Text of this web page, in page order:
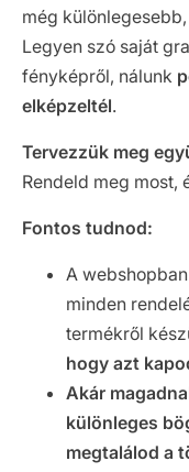
még különlegesebb,
Legyen szó saját
fényképről, nálunk
elképzeltél.
Tervezzük meg
Rendeld meg most,
Fontos tudnod:
A
minden
termékről
hogy azt
Akár
különleges
megtalálod a